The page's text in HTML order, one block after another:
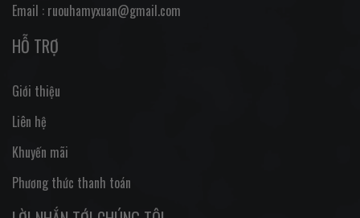
Email : ruouhamyxuan@gmail.com
HỖ TRỢ
Giới thiệu
Liên hệ
Khuyến mãi
Phương thức thanh toán